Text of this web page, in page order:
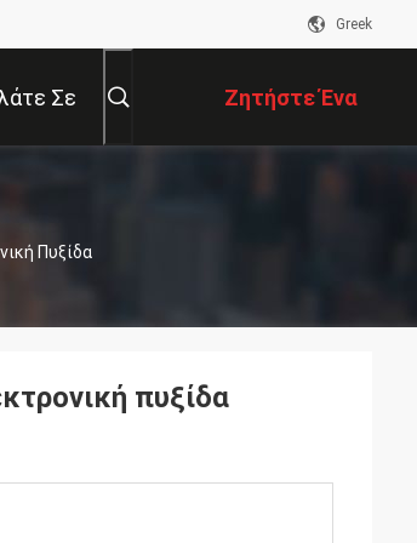
Greek
Σε Ζητήστε Ένα
Απόσπασμα
Πυξίδα
πυξίδα